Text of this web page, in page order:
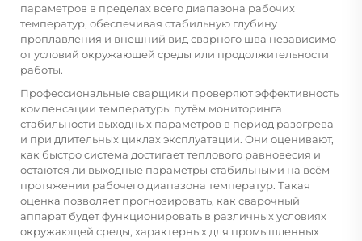
параметров в пределах всего диапазона рабочих
температур, обеспечивая стабильную глубину
проплавления и внешний вид сварного шва независимо
от условий окружающей среды или продолжительности
работы.
Профессиональные сварщики проверяют эффективность
компенсации температуры путём мониторинга
стабильности выходных параметров в период разогрева
и при длительных циклах эксплуатации. Они оценивают,
как быстро система достигает теплового равновесия и
остаются ли выходные параметры стабильными на всём
протяжении рабочего диапазона температур. Такая
оценка позволяет прогнозировать, как сварочный
аппарат будет функционировать в различных условиях
окружающей среды, характерных для промышленных